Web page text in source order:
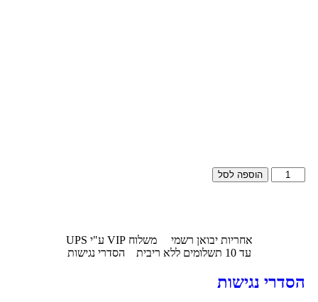
הוספה לסל
אחריות יבואן רשמי
משלוח VIP ע"י UPS
עד 10 תשלומים ללא ריבית
הסדרי נגישות
הסדרי נגישות